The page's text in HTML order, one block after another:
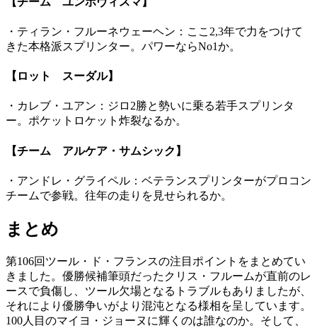
・ティラン・フルーネウェーヘン：ここ2,3年で力をつけて
きた本格派スプリンター。パワーならNo1か。
【ロット スーダル】
・カレブ・ユアン：ジロ2勝と勢いに乗る若手スプリンタ
ー。ポケットロケット炸裂なるか。
【チーム アルケア・サムシック】
・アンドレ・グライペル：ベテランスプリンターがプロコン
チームで参戦。往年の走りを見せられるか。
まとめ
第106回ツール・ド・フランスの注目ポイントをまとめてい
きました。優勝候補筆頭だったクリス・フルームが直前のレ
ースで負傷し、ツール欠場となるトラブルもありましたが、
それにより優勝争いがより混沌となる様相を呈しています。
100人目のマイヨ・ジョーヌに輝くのは誰なのか。そして、